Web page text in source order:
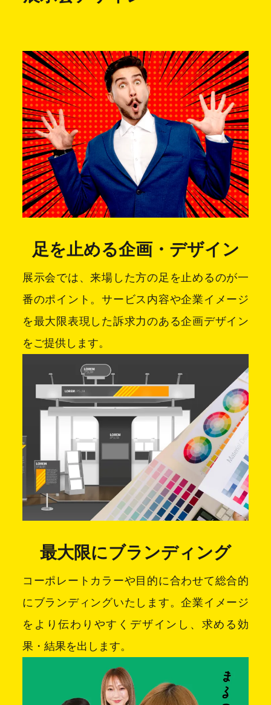
足を止める企画・デザイン
展示会では、来場した方の足を止めるのが一
番のポイント。サービス内容や企業イメージ
を最大限表現した訴求力のある企画デザイン
をご提供します。
最大限にブランディング
コーポレートカラーや目的に合わせて総合的
にブランディングいたします。企業イメージ
をより伝わりやすくデザインし、求める効
果・結果を出します。